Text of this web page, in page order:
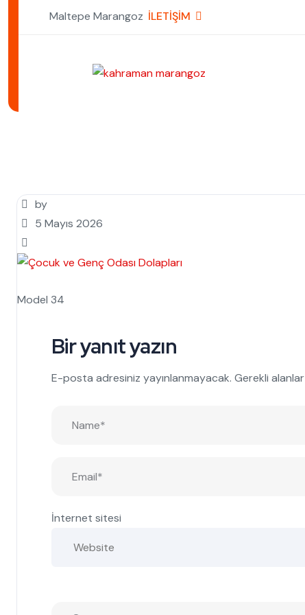
Maltepe Marangoz İLETİŞİM
by
5 Mayıs 2026
Model 34
Bir yanıt yazın
E-posta adresiniz yayınlanmayacak. Gerekli alanlar
İnternet sitesi